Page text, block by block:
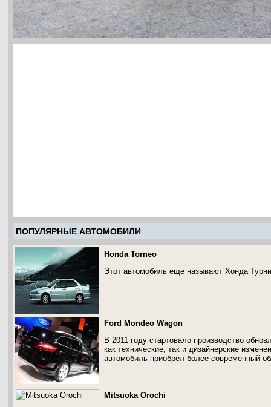
ПОПУЛЯРНЫЕ АВТОМОБИЛИ
Honda Torneo
Этот автомобиль еще называют Хонда
Ford Mondeo Wagon
В 2011 году стартовало производство
как технические, так и дизайнерские
автомобиль приобрел более современный
Mitsuoka Orochi